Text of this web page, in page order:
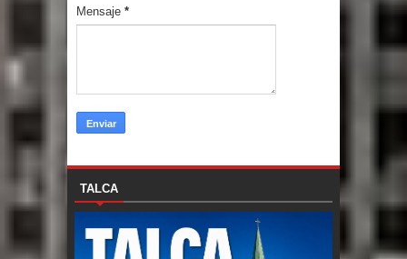
Mensaje *
TALCA